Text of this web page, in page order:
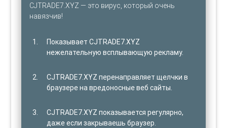
CJTRADE7.XYZ — это вирус, который очень
навязчив!
Показывает CJTRADE7.XYZ
нежелательную всплывающую рекламу.
CJTRADE7.XYZ перенаправляет щелчки в
браузере на вредоносные веб сайты.
CJTRADE7.XYZ показывается регулярно,
даже если закрываешь браузер.